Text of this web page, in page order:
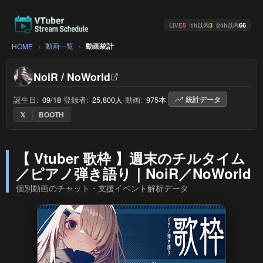
LIVE5 1h以内3 24h以内66
HOME 動画一覧 動画統計
NoiR / NoWorld
誕生日: 09/18 登録者: 25,800人 動画: 975本
統計データ
𝕏
BOOTH
【 Vtuber 歌枠 】週末のチルタイム
／ピアノ弾き語り｜NoiR／NoWorld
個別動画のチャット・支援イベント解析データ